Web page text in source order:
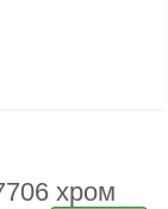
хром